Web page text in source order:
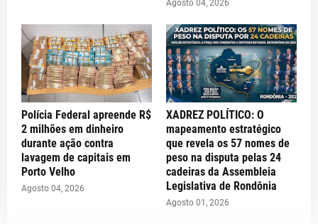
Agosto 04, 2026
Polícia Federal apreende R$
2 milhões em dinheiro
durante ação contra
lavagem de capitais em
Porto Velho
Agosto 04, 2026
XADREZ POLÍTICO: O
mapeamento estratégico
que revela os 57 nomes de
peso na disputa pelas 24
cadeiras da Assembleia
Legislativa de Rondônia
Agosto 01, 2026